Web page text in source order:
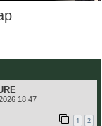
18:47
1 2